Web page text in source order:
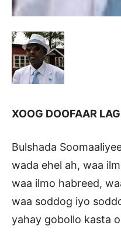
XOOG DOOFAAR
Bulshada
wada ehel ah, waa
waa ilmo habreed,
waa soddog iyo
yahay gobollo kasta